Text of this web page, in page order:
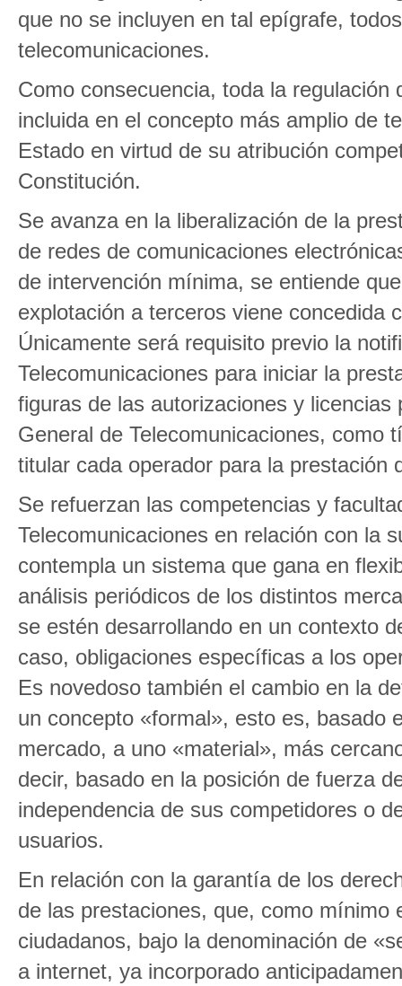
que no se incluyen en tal epígrafe,
telecomunicaciones.
Como consecuencia, toda la
incluida en el concepto más amplio de
Estado en virtud de su atribución
Constitución.
Se avanza en la liberalización de la
de redes de comunicaciones
de intervención mínima, se entiende
explotación a terceros viene concedida
Únicamente será requisito previo la
Telecomunicaciones para iniciar la
figuras de las autorizaciones y
General de Telecomunicaciones, como
titular cada operador para la prestación
Se refuerzan las competencias y
Telecomunicaciones en relación con la
contempla un sistema que gana en
análisis periódicos de los distintos
se estén desarrollando en un contexto
caso, obligaciones específicas a los
Es novedoso también el cambio en la
un concepto «formal», esto es, basado
mercado, a uno «material», más
decir, basado en la posición de fuerza
independencia de sus competidores o
usuarios.
En relación con la garantía de los
de las prestaciones, que, como mínimo
ciudadanos, bajo la denominación de
a internet, ya incorporado